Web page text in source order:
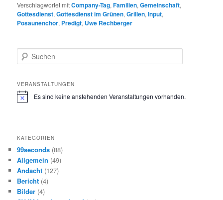
Verschlagwortet mitCompany-Tag,Familien,Gemeinschaft,
Gottesdienst,Gottesdienst im Grünen,Grillen,Input,
Posaunenchor, Predigt, Uwe Rechberger
u
h
e
n
VERANSTALTUNGEN
H
i
s
Es sind keine anstehenden Veranstaltungen vorhanden.
KATEGORIEN
99seconds (88)
Allgemein (49)
Andacht (127)
Bericht (4)
Bilder (4)